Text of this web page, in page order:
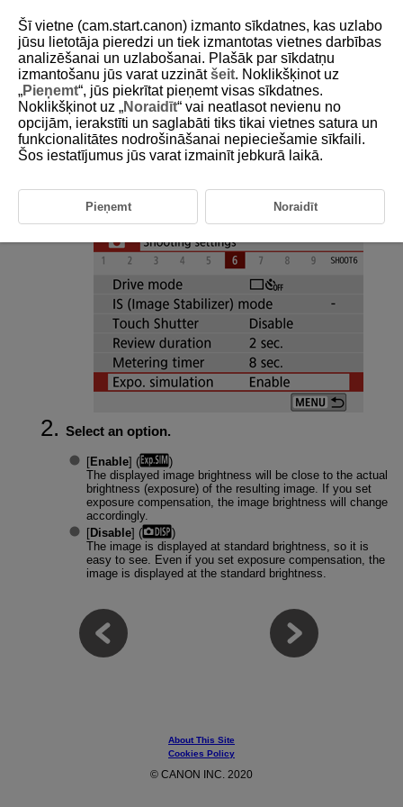
D101-088
Exposure Simulation
With exposure simulation, image brightness more closely matches the
Select [
Select an option.
[Enable] (
)
The displayed image brightness will be close to the actual
brightness (exposure) of the resulting image. If you set
exposure compensation, the image brightness will change
accordingly.
[Disable] (
)
The image is displayed at standard brightness, so it is
easy to see. Even if you set exposure compensation, the
image is displayed at the standard brightness.
About This Site
Cookies Policy
© CANON INC. 2020
Šī vietne (cam.start.canon) izmanto sīkdatnes, kas uzlabo
jūsu lietotāja pieredzi un tiek izmantotas vietnes darbības
analizēšanai un uzlabošanai. Plašāk par sīkdatņu
izmantošanu jūs varat uzzinātšeit. Noklikšķinot uz
„Pieņemt“, jūs piekrītat pieņemt visas sīkdatnes.
Noklikšķinot uz „Noraidīt“ vai neatlasot nevienu no
opcijām, ierakstīti un saglabāti tiks tikai vietnes satura un
funkcionalitātes nodrošināšanai nepieciešamie sīkfaili.
Šos iestatījumus jūs varat izmainīt jebkurā laikā.
Pieņemt Noraidīt